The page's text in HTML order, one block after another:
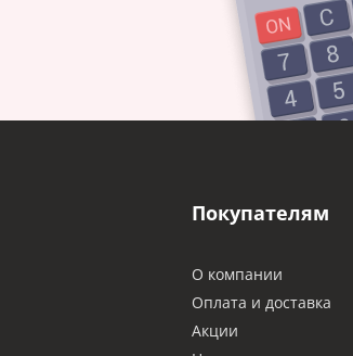
Покупателям
О компании
Оплата и доставка
Акции